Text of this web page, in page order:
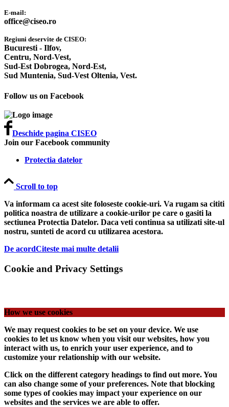
E-mail:
office@ciseo.ro
Regiuni deservite de CISEO:
Bucuresti - Ilfov,
Centru, Nord-Vest,
Sud-Est Dobrogea, Nord-Est,
Sud Muntenia, Sud-Vest Oltenia, Vest.
Follow us on Facebook
Deschide pagina CISEO
Join our Facebook community
Protectia datelor
Scroll to top
Va informam ca acest site foloseste cookie-uri. Va rugam sa cititi
politica noastra de utilizare a cookie-urilor pe care o gasiti la
sectiunea Protectia Datelor. Daca veti continua sa utilizati site-ul
nostru, sunteti de acord cu utilizarea acestora.
De acordCiteste mai multe detalii
Cookie and Privacy Settings
How we use cookies
We may request cookies to be set on your device. We use
cookies to let us know when you visit our websites, how you
interact with us, to enrich your user experience, and to
customize your relationship with our website.
Click on the different category headings to find out more. You
can also change some of your preferences. Note that blocking
some types of cookies may impact your experience on our
websites and the services we are able to offer.